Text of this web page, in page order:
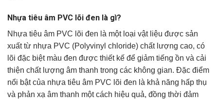
Nhựa tiêu âm PVC lõi đen là gì?
Nhựa tiêu âm PVC lõi đen là một loại vật liệu được sản
xuất từ nhựa PVC (Polyvinyl chloride) chất lượng cao, có
lõi đặc biệt màu đen được thiết kế để giảm tiếng ồn và cải
thiện chất lượng âm thanh trong các không gian. Đặc điểm
nổi bật của nhựa tiêu âm PVC lõi đen là khả năng hấp thụ
và phản xạ âm thanh một cách hiệu quả, đồng thời đảm